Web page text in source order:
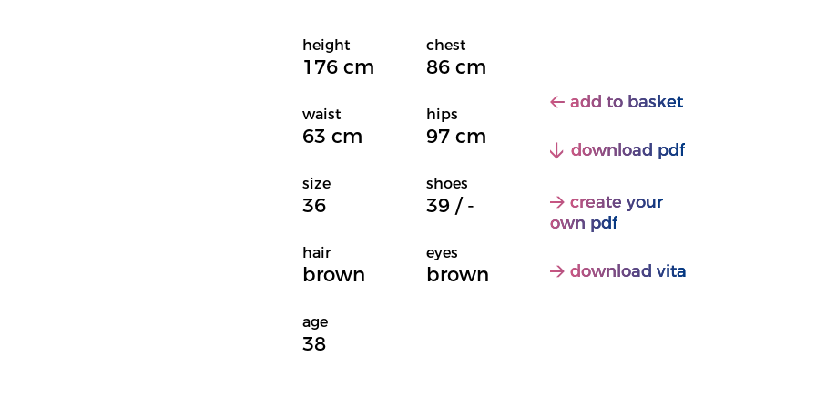
height
176 cm
chest
86 cm
waist
63 cm
hips
97 cm
size
36
shoes
39 / -
hair
brown
eyes
brown
age
38
add to basket
download pdf
create your
own pdf
download vita